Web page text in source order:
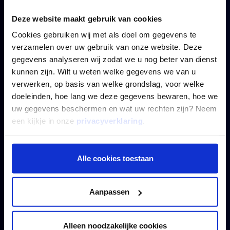
Deze website maakt gebruik van cookies
Cookies gebruiken wij met als doel om gegevens te
verzamelen over uw gebruik van onze website. Deze
gegevens analyseren wij zodat we u nog beter van dienst
kunnen zijn. Wilt u weten welke gegevens we van u
verwerken, op basis van welke grondslag, voor welke
doeleinden, hoe lang we deze gegevens bewaren, hoe we
uw gegevens beschermen en wat uw rechten zijn? Neem
een kijkje in onze privacyverklaring.
Alle cookies toestaan
Aanpassen
Alleen noodzakelijke cookies
Contact
Mogelijk Vastgoedfinancieringen
Amerlandseweg 2
3621 ZC Breukelen
0346 250 171
info@mogelijk.nl
Disclaimer
Voorwaarden